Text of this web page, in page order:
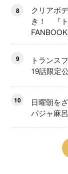
8
クリアボ
き！ 『ト
9
トランス
19話限定
10
日曜朝を
パジャ麻